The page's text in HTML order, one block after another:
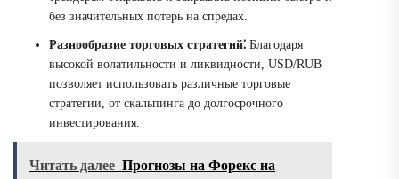
без значительных потерь на спредах.
Разнообразие торговых стратегий⁚ Благодаря
высокой волатильности и ликвидности, USD/RUB
позволяет использовать различные торговые
стратегии, от скальпинга до долгосрочного
инвестирования.
Читать далее Прогнозы на Форекс на